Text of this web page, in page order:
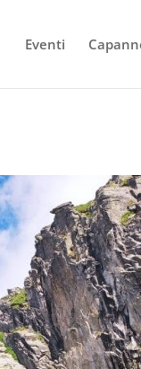
Eventi